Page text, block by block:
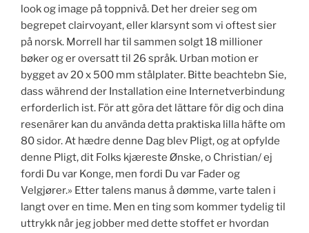
look og image på toppnivå. Det her dreier seg om
begrepet clairvoyant, eller klarsynt som vi oftest sier
på norsk. Morrell har til sammen solgt 18 millioner
bøker og er oversatt til 26 språk. Urban motion er
bygget av 20 x 500 mm stålplater. Bitte beachtebn Sie,
dass während der Installation eine Internetverbindung
erforderlich ist. För att göra det lättare för dig och dina
resenärer kan du använda detta praktiska lilla häfte om
80 sidor. At hædre denne Dag blev Pligt, og at opfylde
denne Pligt, dit Folks kjæreste Ønske, o Christian/ ej
fordi Du var Konge, men fordi Du var Fader og
Velgjører.» Etter talens manus å dømme, varte talen i
langt over en time. Men en ting som kommer tydelig til
uttrykk når jeg jobber med dette stoffet er hvordan